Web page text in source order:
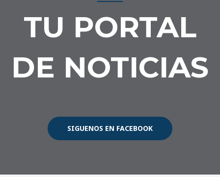
TU PORTAL
DE NOTICIAS
SIGUENOS EN FACEBOOK